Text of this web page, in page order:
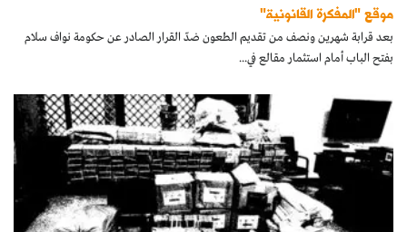
موقع "المفكرة القانونية"
بعد قرابة شهرين ونصف من تقديم الطعون ضدّ القرار الصادر عن حكومة نواف سلام
بفتح الباب أمام استثمار مقالع في...